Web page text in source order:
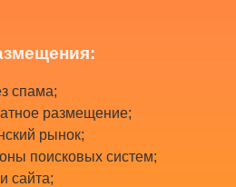
спама;
размещение;
рынок;
поисковых систем;
сайта;